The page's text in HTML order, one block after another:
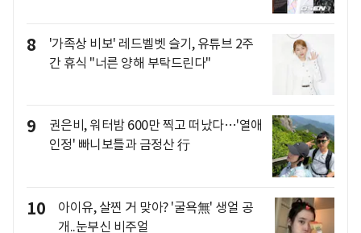
8
'가족상 비보' 레드벨벳 슬기, 유튜브 2주
간 휴식 "너른 양해 부탁드린다"
9
권은비, 워터밤 600만 찍고 떠났다…'열애
인정' 빠니보틀과 금정산 行
10
아이유, 살찐 거 맞아? '굴욕無' 생얼 공
개..눈부신 비주얼